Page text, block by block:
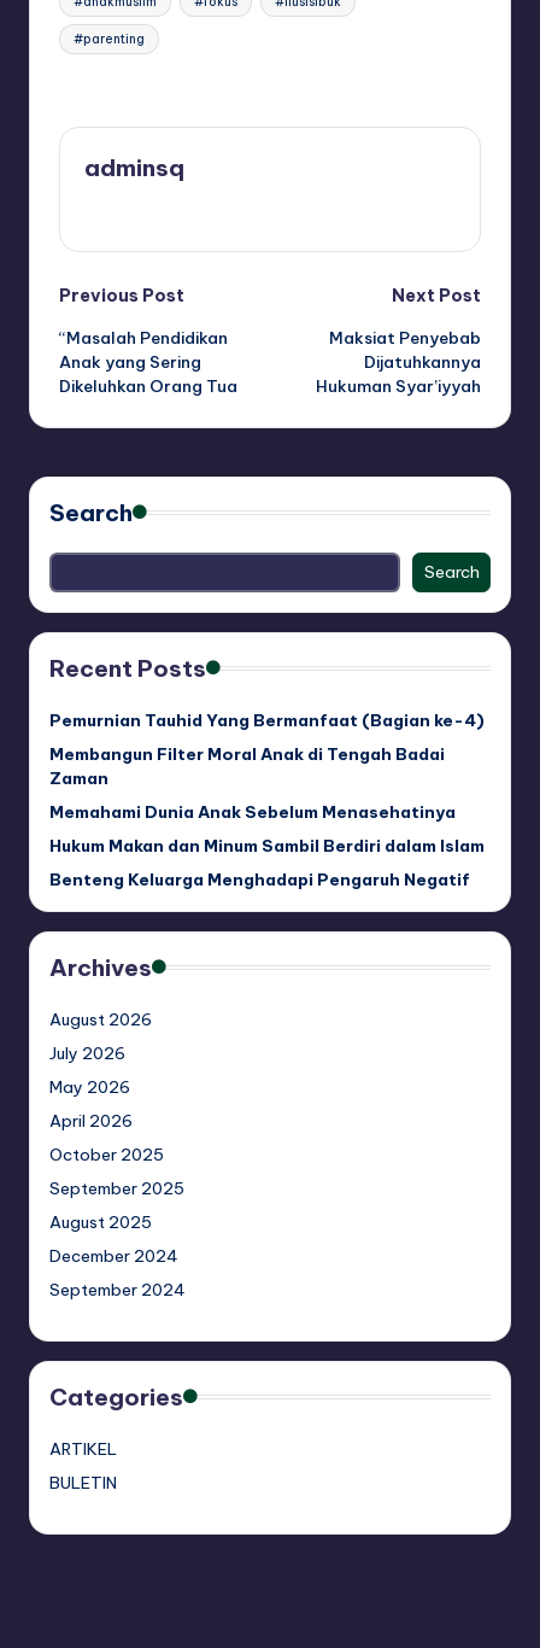
#parenting
adminsq
Post
navigation
Previous Post
“Masalah Pendidikan
Anak yang Sering
Dikeluhkan Orang Tua
Next Post
Maksiat Penyebab
Dijatuhkannya
Hukuman Syar’iyyah
Search
Search
Recent Posts
Pemurnian Tauhid Yang Bermanfaat (Bagian ke-4)
Membangun Filter Moral Anak di Tengah Badai
Zaman
Memahami Dunia Anak Sebelum Menasehatinya
Hukum Makan dan Minum Sambil Berdiri dalam Islam
Benteng Keluarga Menghadapi Pengaruh Negatif
Archives
August 2026
July 2026
May 2026
April 2026
October 2025
September 2025
August 2025
December 2024
September 2024
Categories
ARTIKEL
BULETIN